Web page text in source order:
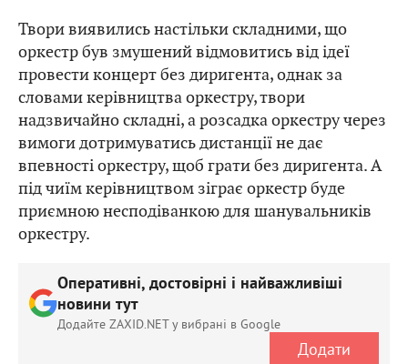
Твори виявились настільки складними, що
оркестр був змушений відмовитись від ідеї
провести концерт без диригента, однак за
словами керівництва оркестру, твори
надзвичайно складні, а розсадка оркестру через
вимоги дотримуватись дистанції не дає
впевності оркестру, щоб грати без диригента. А
під чиїм керівництвом зіграє оркестр буде
приємною несподіванкою для шанувальників
оркестру.
Оперативні, достовірні і найважливіші
новини тут
Додайте ZAXID.NET у вибрані в Google
Додати